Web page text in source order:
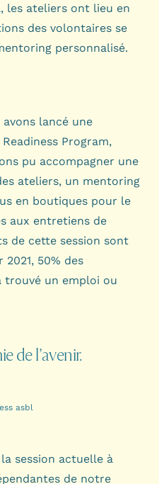
les ateliers ont lieu en
des volontaires se
personnalisé.
lancé une
Program,
pu accompagner une
ateliers, un mentoring
en boutiques pour le
aux entretiens de
de cette session sont
50% des
trouvé un emploi ou
del’avenir.
asbl
session actuelle à
de notre